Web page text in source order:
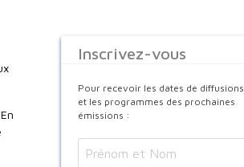
Inscrivez-vous
Pour recevoir les dates de diffusions
et les programmes des prochaines
émissions :